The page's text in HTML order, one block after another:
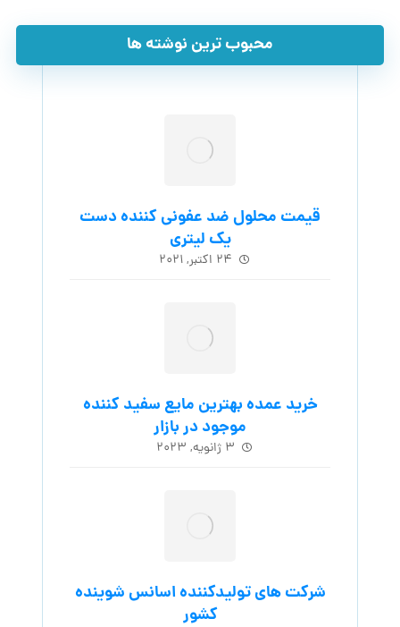
محبوب ترین نوشته ها
قیمت محلول ضد عفونی کننده دست
یک لیتری
۲۴ اکتبر, ۲۰۲۱
خرید عمده بهترین مایع سفید کننده
موجود در بازار
۳ ژانویه, ۲۰۲۳
شرکت های تولیدکننده اسانس شوینده
کشور